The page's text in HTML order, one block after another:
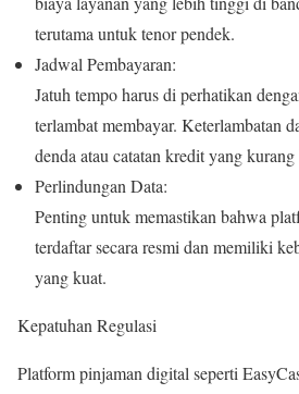
terutama untuk tenor pendek.
Jadwal Pembayaran:
Jatuh tempo harus di perhatikan
terlambat membayar. Keterlambatan
denda atau catatan kredit yang
Perlindungan Data:
Penting untuk memastikan bahwa
terdaftar secara resmi dan memiliki
yang kuat.
Kepatuhan Regulasi
Platform pinjaman digital seperti